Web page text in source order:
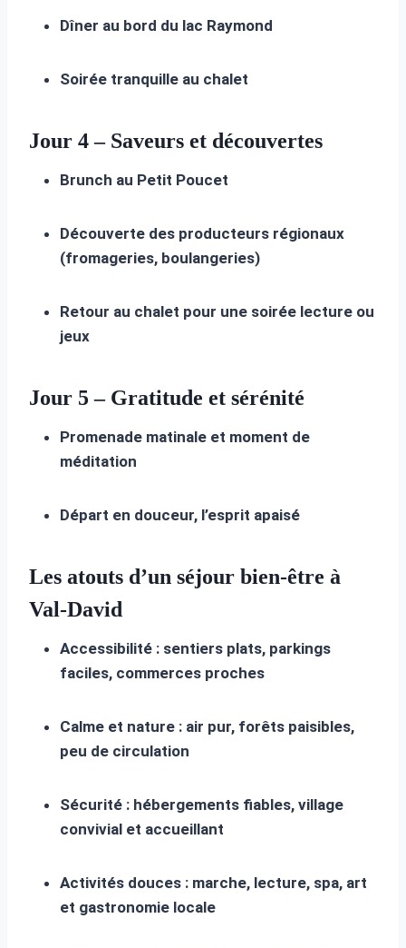
Dîner au bord du lac Raymond
Soirée tranquille au chalet
Jour 4 – Saveurs et découvertes
Brunch au Petit Poucet
Découverte des producteurs régionaux
(fromageries, boulangeries)
Retour au chalet pour une soirée lecture ou
jeux
Jour 5 – Gratitude et sérénité
Promenade matinale et moment de
méditation
Départ en douceur, l’esprit apaisé
Les atouts d’un séjour bien-être à
Val-David
Accessibilité : sentiers plats, parkings
faciles, commerces proches
Calme et nature : air pur, forêts paisibles,
peu de circulation
Sécurité : hébergements fiables, village
convivial et accueillant
Activités douces : marche, lecture, spa, art
et gastronomie locale